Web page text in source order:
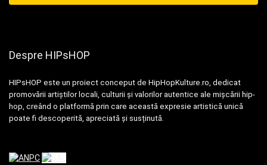
Despre HIPsHOP
HIPsHOP este un proiect conceput de HipHopKulture.ro, dedicat
promovării artiștilor locali, culturii și valorilor autentice ale mișcării hip-
hop, creând o platformă prin care această expresie artistică unică
poate fi descoperită, apreciată și susținută.